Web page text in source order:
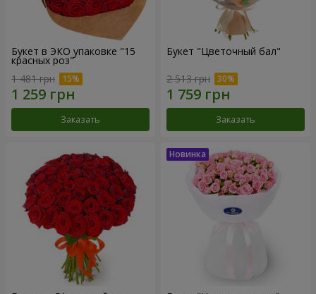
Букет в ЭКО упаковке "15
красных роз"
1 481 грн
Заказать
Букет "Цветочный бал"
2 513 грн
Заказать